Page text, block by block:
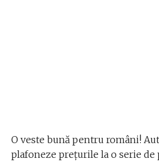
O veste bună pentru români!
plafoneze prețurile la o serie de